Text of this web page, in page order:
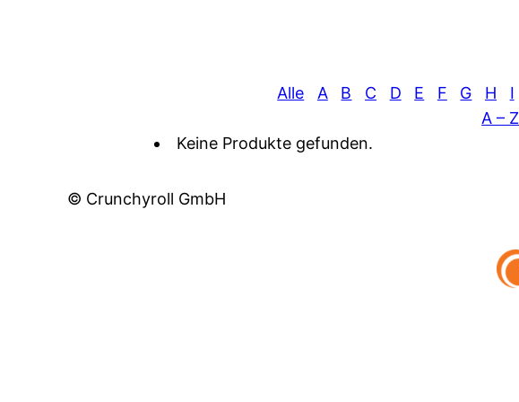
Alle A B C D E F G H I
A – Z
Keine Produkte gefunden.
© Crunchyroll GmbH